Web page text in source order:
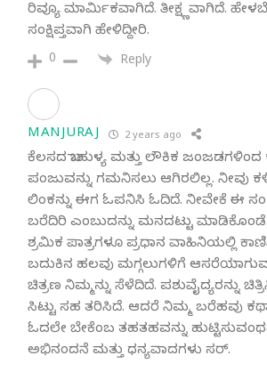
ರಿವ್ಯೂ ಮಾರ್ಮಿಕವಾಗಿದೆ. ತೀಕ್ಷ್ಣವಾಗಿದೆ.
ಸಂಕ್ಷಿಪ್ತವಾಗಿ ಹೇಳಿದ್ದೀರಿ.
0 Reply
MANJURAJ 2 years ago
ಕೆಲಸದ ಬಾಹುಳ್ಯ ಮತ್ತು ಲೌಕಿಕ
ಪಂಜುವನ್ನು ಗಮನಿಸಲು ಆಗಿರಲಿಲ್ಲ. ನೀವು
ಲಿಂಕನ್ನು ಈಗ ಓಪನಿಸಿ ಓದಿದೆ. ನೀವೇಕೆ ಈ
ಬರೆದಿರಿ ಎಂಬುದನ್ನು ಮನದಟ್ಟು
ಶ್ರಮಿಕ ಪಾತ್ರಗಳೂ ಪ್ರಧಾನ ವಾಹಿನಿಯಲ್ಲಿ
ಬದುಕಿನ ಹಲವು ಮಗ್ಗಲುಗಳಿಗೆ
ಚಿತ್ರಣ ನಿಮ್ಮನ್ನು ಸೆಳೆದಿದೆ. ಪಶುವೈದ್ಯರನ್ನು
ಸಿಟ್ಟು ಸಹ ತರಿಸಿದೆ. ಆದರೆ ನಿಮ್ಮ ಬರೆಹವು
ಓದಲೇ ಬೇಕೆಂಬ ತಹತಹವನ್ನು
ಅಭಿನಂದನೆ ಮತ್ತು ಧನ್ಯವಾದಗಳು ಸರ್.‌